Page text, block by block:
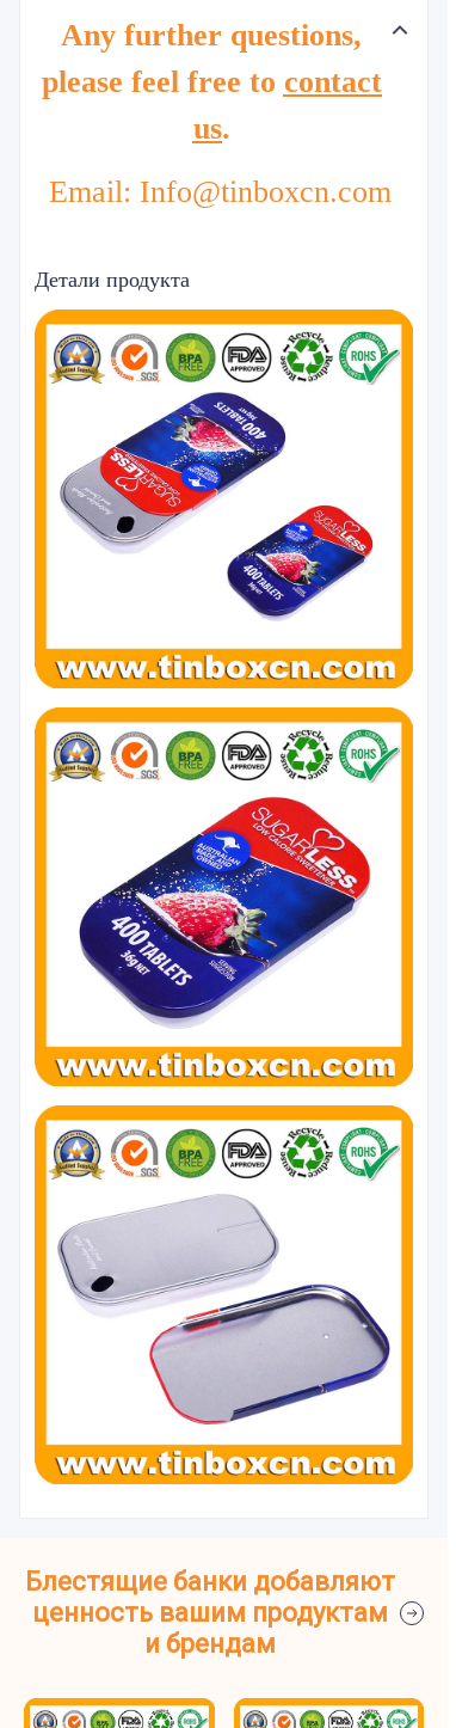
Any further questions,
please feel free to contact
us.
Email: Info@tinboxcn.com
Детали продукта
Блестящие банки добавляют
ценность вашим продуктам
и брендам